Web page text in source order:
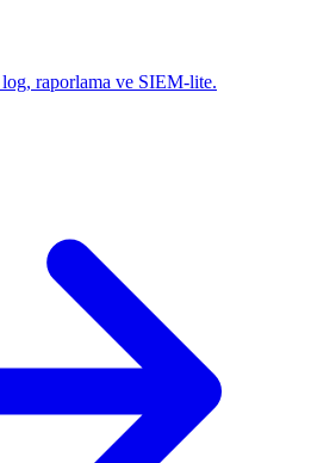
raporlama ve SIEM-lite.